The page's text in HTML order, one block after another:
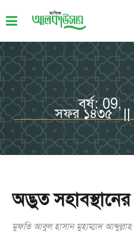
বর্ষ: 09,
সফর ১৪৩৫ ||
অদ্ভুত
মুফতি আবুল হাসান মুহাম্মাদ আব্দুল্লাহ